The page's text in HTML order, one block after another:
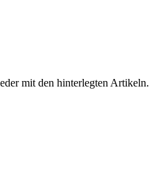
mit den hinterlegten Artikeln.